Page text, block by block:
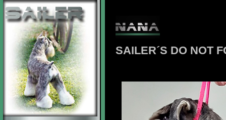
SAILER´S DO NOT